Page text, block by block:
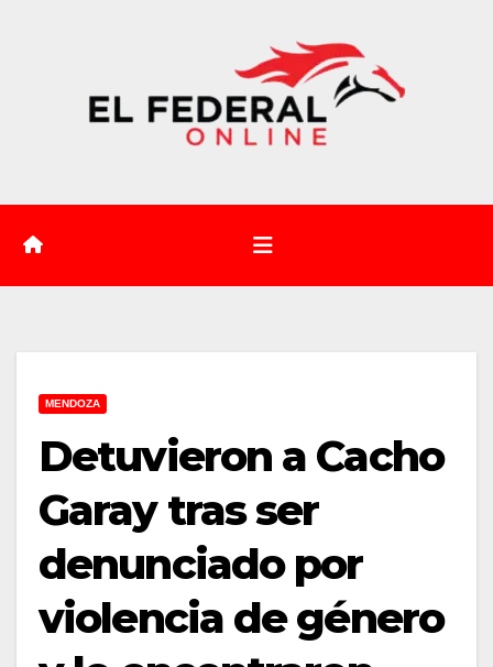
MENDOZA
Detuvieron a Cacho
Garay tras ser
denunciado por
violencia de género